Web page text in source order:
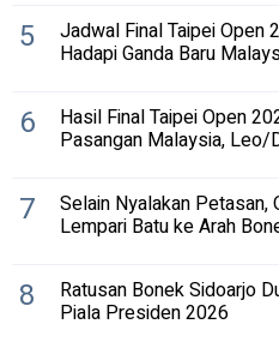
5 Jadwal Final Taipei Open
Hadapi Ganda Baru
6 Hasil Final Taipei Open
Pasangan Malaysia, Leo/
7 Selain Nyalakan Petasan,
Lempari Batu ke Arah
8 Ratusan Bonek Sidoarjo
Piala Presiden 2026